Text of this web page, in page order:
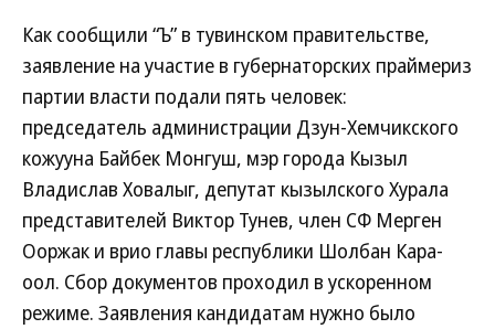
Как сообщили “Ъ” в тувинском правительстве,
заявление на участие в губернаторских праймериз
партии власти подали пять человек:
председатель администрации Дзун-Хемчикского
кожууна Байбек Монгуш, мэр города Кызыл
Владислав Ховалыг, депутат кызылского Хурала
представителей Виктор Тунев, член СФ Мерген
Ооржак и врио главы республики Шолбан Кара-
оол. Сбор документов проходил в ускоренном
режиме. Заявления кандидатам нужно было